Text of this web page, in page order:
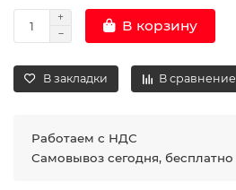
В корзину
В закладки В сравнение
Работаем с НДС
Самовывоз сегодня, бесплатно